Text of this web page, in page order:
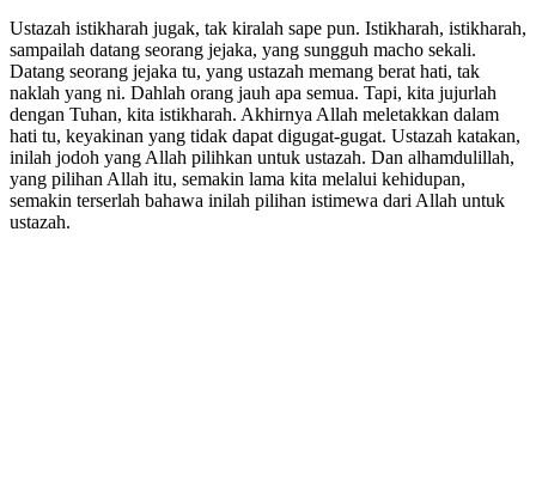
Ustazah istikharah jugak, tak kiralah sape pun. Istikharah, istikharah,
sampailah datang seorang jejaka, yang sungguh macho sekali.
Datang seorang jejaka tu, yang ustazah memang berat hati, tak
naklah yang ni. Dahlah orang jauh apa semua. Tapi, kita jujurlah
dengan Tuhan, kita istikharah. Akhirnya Allah meletakkan dalam
hati tu, keyakinan yang tidak dapat digugat-gugat. Ustazah katakan,
inilah jodoh yang Allah pilihkan untuk ustazah. Dan alhamdulillah,
yang pilihan Allah itu, semakin lama kita melalui kehidupan,
semakin terserlah bahawa inilah pilihan istimewa dari Allah untuk
ustazah.